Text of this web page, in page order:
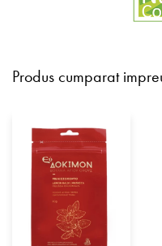
Produs cumparat